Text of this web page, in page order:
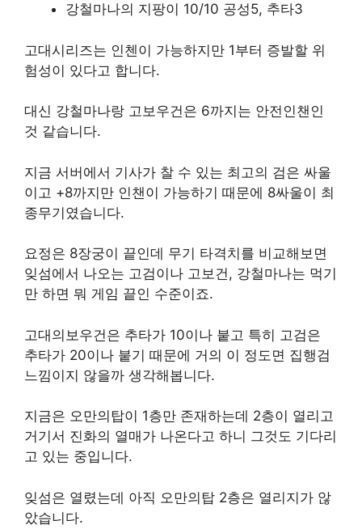
강철마나의 지팡이 10/10 공성5, 추타3
고대시리즈는 인첸이 가능하지만 1부터 증발할 위
험성이 있다고 합니다.
대신 강철마나랑 고보우건은 6까지는 안전인챈인
것 같습니다.
지금 서버에서 기사가 찰 수 있는 최고의 검은 싸울
이고 +8까지만 인챈이 가능하기 때문에 8싸울이 최
종무기였습니다.
요정은 8장궁이 끝인데 무기 타격치를 비교해보면
잊섬에서 나오는 고검이나 고보건, 강철마나는 먹기
만 하면 뭐 게임 끝인 수준이죠.
고대의보우건은 추타가 10이나 붙고 특히 고검은
추타가 20이나 붙기 때문에 거의 이 정도면 집행검
느낌이지 않을까 생각해봅니다.
지금은 오만의탑이 1층만 존재하는데 2층이 열리고
거기서 진화의 열매가 나온다고 하니 그것도 기다리
고 있는 중입니다.
잊섬은 열렸는데 아직 오만의탑 2층은 열리지가 않
았습니다.